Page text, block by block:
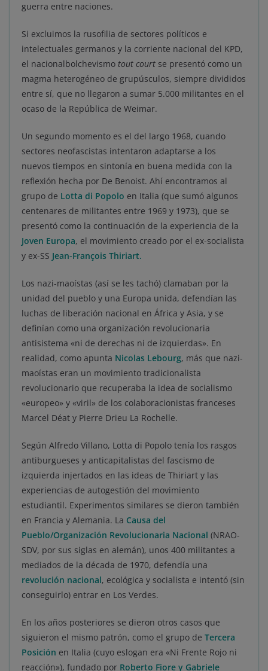
guerra entre naciones.
Si excluimos la rusofilia de sectores políticos e
intelectuales germanos y la corriente nacional del KPD,
el nacionalbolchevismo tout court se presentó como un
magma heterogéneo de grupúsculos, siempre divididos
entre sí, que no llegaron a sumar 5.000 militantes en el
ocaso de la República de Weimar.
Un segundo momento es el del largo 1968, cuando
sectores neofascistas intentaron adaptarse a los
nuevos tiempos en sintonía en buena medida con la
reflexión hecha por De Benoist. Ahí encontramos al
grupo de Lotta di Popolo en Italia (que sumó algunos
centenares de militantes entre 1969 y 1973), que se
presentó como la continuación de la experiencia de la
Joven Europa, el movimiento creado por el ex-socialista
y ex-SS Jean-François Thiriart.
Los nazi-maoístas (así se les tachó) clamaban por la
unidad del pueblo y una Europa unida, defendían las
luchas de liberación nacional en África y Asia, y se
definían como una organización revolucionaria
antisistema «ni de derechas ni de izquierdas». En
realidad, como apunta Nicolas Lebourg, más que nazi-
maoístas eran un movimiento tradicionalista
revolucionario que recuperaba la idea de socialismo
«europeo» y «viril» de los colaboracionistas franceses
Marcel Déat y Pierre Drieu La Rochelle.
Según Alfredo Villano, Lotta di Popolo tenía los rasgos
antiburgueses y anticapitalistas del fascismo de
izquierda injertados en las ideas de Thiriart y las
experiencias de autogestión del movimiento
estudiantil. Experimentos similares se dieron también
en Francia y Alemania. La Causa del
Pueblo/Organización Revolucionaria Nacional (NRAO-
SDV, por sus siglas en alemán), unos 400 militantes a
mediados de la década de 1970, defendía una
revolución nacional, ecológica y socialista e intentó (sin
conseguirlo) entrar en Los Verdes.
En los años posteriores se dieron otros casos que
siguieron el mismo patrón, como el grupo de Tercera
Posición en Italia (cuyo eslogan era «Ni Frente Rojo ni
reacción»), fundado por Roberto Fiore y Gabriele